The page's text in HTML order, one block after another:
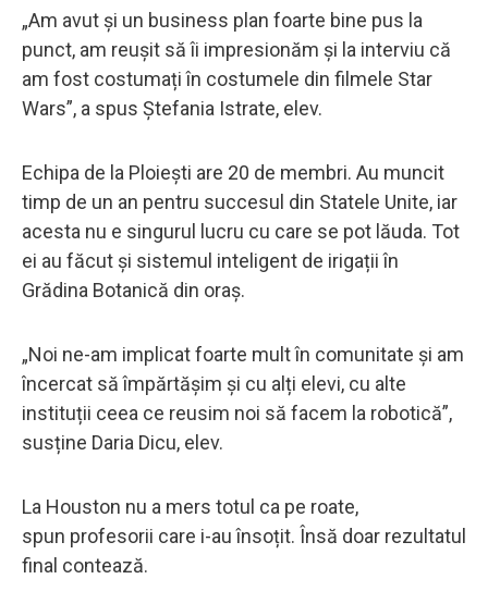
„Am avut și un business plan foarte bine pus la
punct, am reușit să îi impresionăm și la interviu că
am fost costumați în costumele din filmele Star
Wars”, a spus Ștefania Istrate, elev.
Echipa de la Ploiești are 20 de membri. Au muncit
timp de un an pentru succesul din Statele Unite, iar
acesta nu e singurul lucru cu care se pot lăuda. Tot
ei au făcut și sistemul inteligent de irigații în
Grădina Botanică din oraș.
„Noi ne-am implicat foarte mult în comunitate și am
încercat să împărtășim și cu alți elevi, cu alte
instituții ceea ce reusim noi să facem la robotică”,
susține Daria Dicu, elev.
La Houston nu a mers totul ca pe roate,
spun profesorii care i-au însoțit. Însă doar rezultatul
final contează.